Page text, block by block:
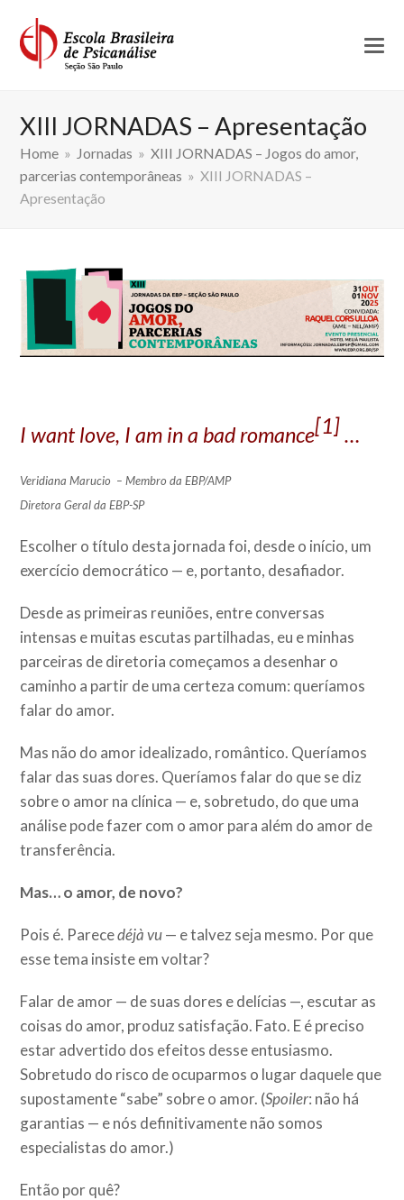
XIII JORNADAS – Apresentação
Home » Jornadas » XIII JORNADAS – Jogos do amor,
parcerias contemporâneas » XIII JORNADAS –
Apresentação
I want love, I am in a bad romance[1]…
Veridiana Marucio – Membro da EBP/AMP
Diretora Geral da EBP-SP
Escolher o título desta jornada foi, desde o início, um
exercício democrático — e, portanto, desafiador.
Desde as primeiras reuniões, entre conversas
intensas e muitas escutas partilhadas, eu e minhas
parceiras de diretoria começamos a desenhar o
caminho a partir de uma certeza comum: queríamos
falar do amor.
Mas não do amor idealizado, romântico. Queríamos
falar das suas dores. Queríamos falar do que se diz
sobre o amor na clínica — e, sobretudo, do que uma
análise pode fazer com o amor para além do amor de
transferência.
Mas… o amor, de novo?
Pois é. Parecedéjà vu— e talvez seja mesmo. Por que
esse tema insiste em voltar?
Falar de amor — de suas dores e delícias —, escutar as
coisas do amor, produz satisfação. Fato. E é preciso
estar advertido dos efeitos desse entusiasmo.
Sobretudo do risco de ocuparmos o lugar daquele que
supostamente “sabe” sobre o amor. (Spoiler: não há
garantias — e nós definitivamente não somos
especialistas do amor.)
Então por quê?